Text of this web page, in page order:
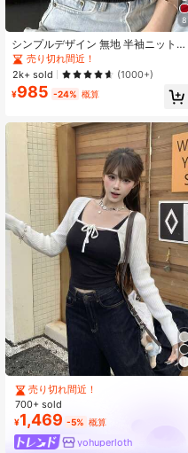
8
シンプルデザイン 無地 半袖ニットト
ップ、オールシーズン着用可能 ブラ
ック
売り切れ間近！
2k+ sold
(1000+)
¥985 -24% 概算
売り切れ間近！
700+ sold
¥1,469 -5% 概算
yohuperloth